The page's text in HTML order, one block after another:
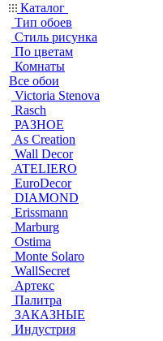
Каталог
Тип обоев
Стиль рисунка
По цветам
Комнаты
Все обои
Victoria Stenova
Rasch
РАЗНОЕ
As Creation
Wall Decor
ATELIERO
EuroDecor
DIAMOND
Erissmann
Marburg
Ostima
Monte Solaro
WallSecret
Артекс
Палитра
ЗАКАЗНЫЕ
Индустрия